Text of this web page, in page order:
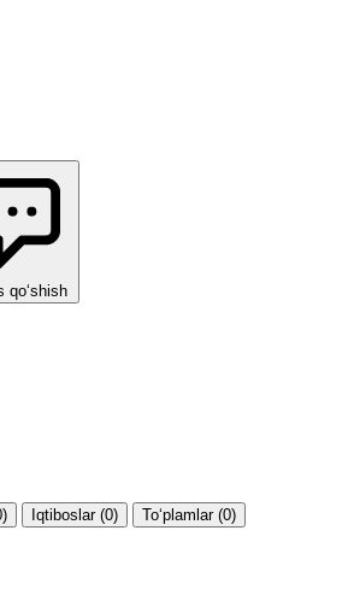
qo‘shish
Iqtiboslar (0) To‘plamlar (0)